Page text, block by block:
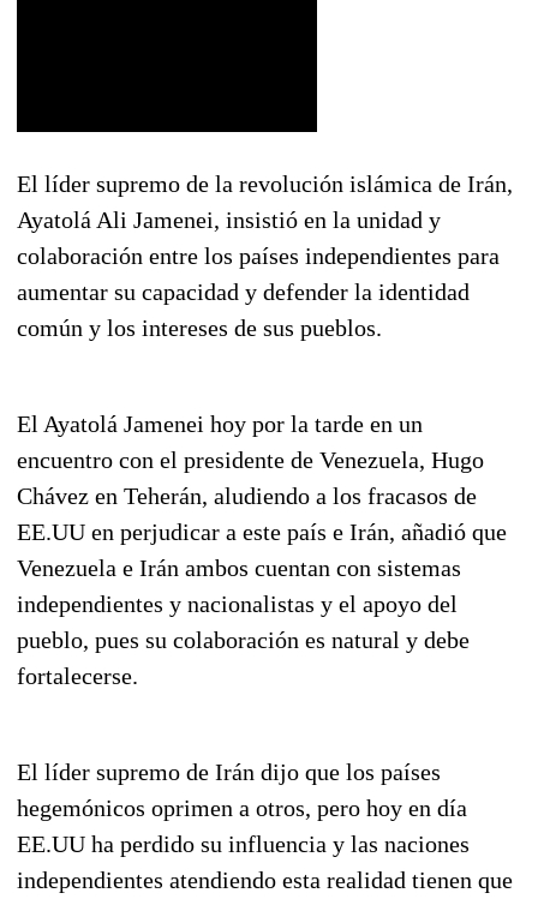
El líder supremo de la revolución islámica de Irán,
Ayatolá Ali Jamenei, insistió en la unidad y
colaboración entre los países independientes para
aumentar su capacidad y defender la identidad
común y los intereses de sus pueblos.
El Ayatolá Jamenei hoy por la tarde en un
encuentro con el presidente de Venezuela, Hugo
Chávez en Teherán, aludiendo a los fracasos de
EE.UU en perjudicar a este país e Irán, añadió que
Venezuela e Irán ambos cuentan con sistemas
independientes y nacionalistas y el apoyo del
pueblo, pues su colaboración es natural y debe
fortalecerse.
El líder supremo de Irán dijo que los países
hegemónicos oprimen a otros, pero hoy en día
EE.UU ha perdido su influencia y las naciones
independientes atendiendo esta realidad tienen que